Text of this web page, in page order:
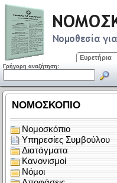
Ευρετήρια
Γρήγορη αναζήτηση: